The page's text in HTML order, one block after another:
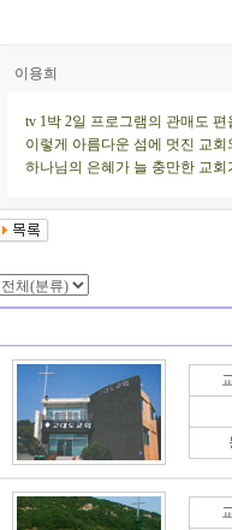
이용희
tv 1박 2일 프로그램의 관매도
이렇게 아름다운 섬에 멋진 교
하나님의 은혜가 늘 충만한 교